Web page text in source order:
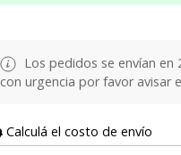
Los pedidos se envían en
con urgencia por favor avisar
Calculá el costo de envío